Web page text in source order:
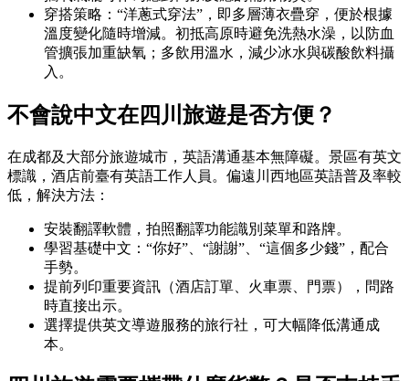
穿搭策略：“洋蔥式穿法”，即多層薄衣疊穿，便於根據
溫度變化隨時增減。初抵高原時避免洗熱水澡，以防血
管擴張加重缺氧；多飲用溫水，減少冰水與碳酸飲料攝
入。
不會說中文在四川旅遊是否方便？
在成都及大部分旅遊城市，英語溝通基本無障礙。景區有英文
標識，酒店前臺有英語工作人員。偏遠川西地區英語普及率較
低，解決方法：
安裝翻譯軟體，拍照翻譯功能識別菜單和路牌。
學習基礎中文：“你好”、“謝謝”、“這個多少錢”，配合
手勢。
提前列印重要資訊（酒店訂單、火車票、門票），問路
時直接出示。
選擇提供英文導遊服務的旅行社，可大幅降低溝通成
本。